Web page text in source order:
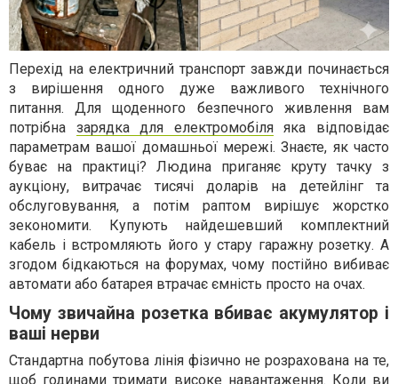
Перехід на електричний транспорт завжди починається
з вирішення одного дуже важливого технічного
питання. Для щоденного безпечного живлення вам
потрібна зарядка для електромобіляяка відповідає
параметрам вашої домашньої мережі. Знаєте, як часто
буває на практиці? Людина приганяє круту тачку з
аукціону, витрачає тисячі доларів на детейлінг та
обслуговування, а потім раптом вирішує жорстко
зекономити. Купують найдешевший комплектний
кабель і встромляють його у стару гаражну розетку. А
згодом бідкаються на форумах, чому постійно вибиває
автомати або батарея втрачає ємність просто на очах.
Чому звичайна розетка вбиває акумулятор і
ваші нерви
Стандартна побутова лінія фізично не розрахована на те,
щоб годинами тримати високе навантаження. Коли ви